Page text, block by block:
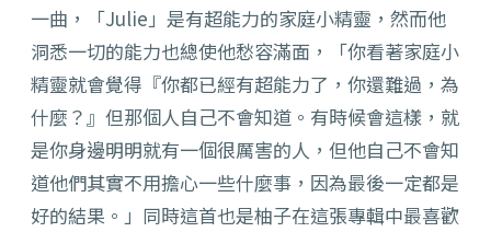
一曲，「Julie」是有超能力的家庭小精靈，然而他
洞悉一切的能力也總使他愁容滿面，「你看著家庭小
精靈就會覺得『你都已經有超能力了，你還難過，為
什麼？』但那個人自己不會知道。有時候會這樣，就
是你身邊明明就有一個很厲害的人，但他自己不會知
道他們其實不用擔心一些什麼事，因為最後一定都是
好的結果。」同時這首也是柚子在這張專輯中最喜歡